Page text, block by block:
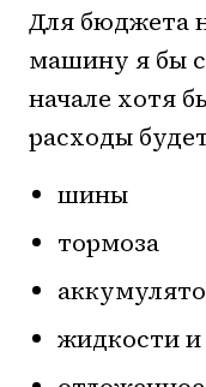
Для бюджета
машину я бы
начале хотя
расходы
шины
тормоза
жидкости